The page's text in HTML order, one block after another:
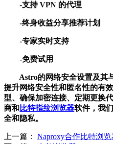
-支持 VPN 的代理
-终身收益分享推荐计划
-专家实时支持
-免费试用
Astro的网络安全设置及其
提升网络安全性和匿名性的有
型、确保加密连接、定期更换
商和 比特指纹浏览器软件，我
全和隐私。
上一篇： Naproxy合作比特浏览